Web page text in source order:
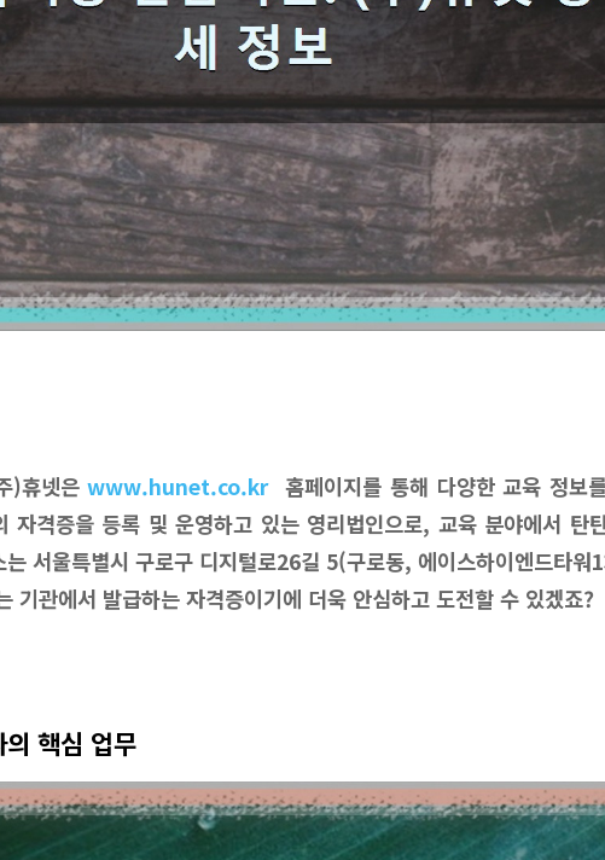
)휴넷은www.hunet.co.kr 홈페이지를 통해 다양한 교육 정보
자격증을 등록 및 운영하고 있는 영리법인으로, 교육 분야에서 탄
는 서울특별시 구로구 디지털로26길 5(구로동, 에이스하이엔드타워
기관에서 발급하는 자격증이기에 더욱 안심하고 도전할 수 있겠죠?
핵심 업무